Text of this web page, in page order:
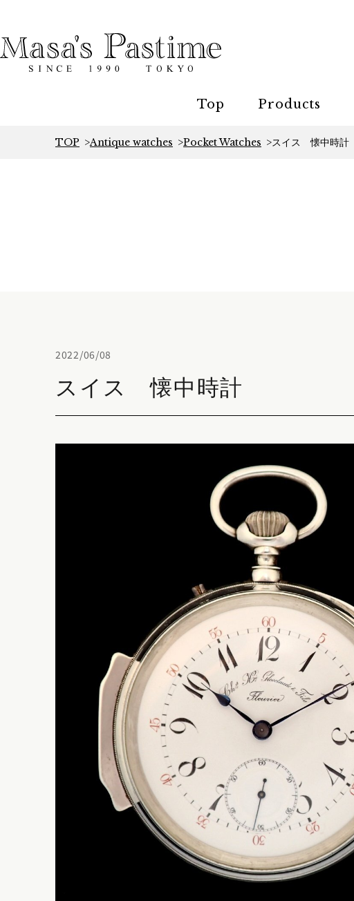
Top Products
TOP Antique watches Pocket Watches スイス 懐中時計
2022/06/08
スイス 懐中時計